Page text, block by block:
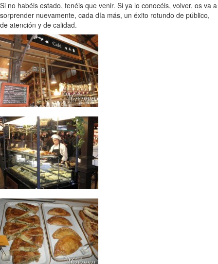
Si no habéis estado, tenéis que venir. Si ya lo conocéis, volver, os va a
sorprender nuevamente, cada día más, un éxito rotundo de público,
de atención y de calidad.